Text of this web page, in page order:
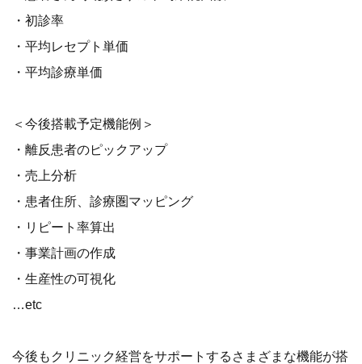
・初診率
・平均レセプト単価
・平均診療単価
＜今後搭載予定機能例＞
・離反患者のピックアップ
・売上分析
・患者住所、診療圏マッピング
・リピート率算出
・事業計画の作成
・生産性の可視化
…etc
今後もクリニック経営をサポートするさまざまな機能が搭